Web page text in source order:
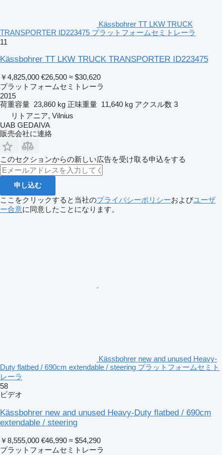
Kässbohrer TT LKW TRUCK
TRANSPORTER ID223475 プラットフォームセミトレーラ
11
Kässbohrer TT LKW TRUCK TRANSPORTER ID223475
￥4,825,000 €26,500 ≈ $30,620
プラットフォームセミトレーラ
2015
荷重容量 23,860 kg 正味重量 11,640 kg アクスル数 3
リトアニア, Vilnius
UAB GEDAIVA
販売会社に連絡
このセクションからの新しい広告を受け取る申込をする
申し込む
ここをクリックすると当社のプライバシーポリシーおよびユーザ
ー合意に同意したことになります。
Kässbohrer new and unused Heavy-
Duty flatbed / 690cm extendable / steering プラットフォームセミト
レーラ
58
ビデオ
Kässbohrer new and unused Heavy-Duty flatbed / 690cm
extendable / steering
￥8,555,000 €46,990 ≈ $54,290
プラットフォームセミトレーラ